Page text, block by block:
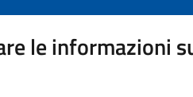
le informazioni